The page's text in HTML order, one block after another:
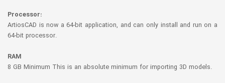
Processor:
ArtiosCAD is now a 64-bit application, and can only install and run on a
64-bit processor.
RAM
8 GB Minimum This is an absolute minimum for importing 3D models.